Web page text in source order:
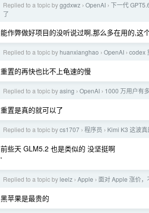
Replied to a topic byggdxwz › OpenAI › 下一代
了
能作弊做好项目的没听说过啊,那么多在用的,这
Replied to a topic by huanxianghao › OpenAI › codex
重置的再快也比不上龟速的慢
Replied to a topic byasing › OpenAI › 1000 万用户有
重置是真的就可以了
Replied to a topic bycs1707 › 程序员 › Kimi K3 这波真
前些天 GLM5.2 也是类似的 没坚挺啊
'
Replied to a topic by leelz › Apple › 面对 Apple 涨价
黑苹果是最贵的